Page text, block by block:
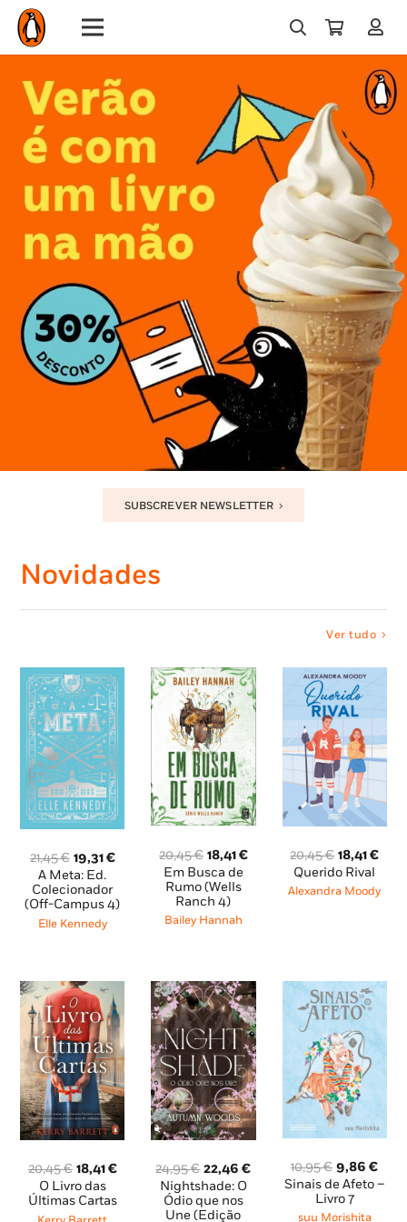
SUBSCREVER NEWSLETTER
Novidades
Ver tudo
21,45€ O
preço
original
era:
21,45 €.
19,31€O
é:
A Meta: Ed.
Colecionador
(Off-Campus 4)
Elle Kennedy
20,45€ O
preço
original
era:
20,45 €.
18,41€O
Em Busca de
Rumo (Wells
Ranch 4)
Bailey Hannah
20,45€ O
preço
original
18,41€O
Querido Rival
Alexandra Moody
20,45€ O
preço
original
era:
18,41€O
atual
O Livro das
Últimas Cartas
24,95€ O
preço
original
era:
22,46€O
preço
Nightshade: O
Ódio que nos
Une (Edição
10,95€ O
preço
original
era:
9,86€O
Sinais de Afeto –
Livro 7
suu Morishita